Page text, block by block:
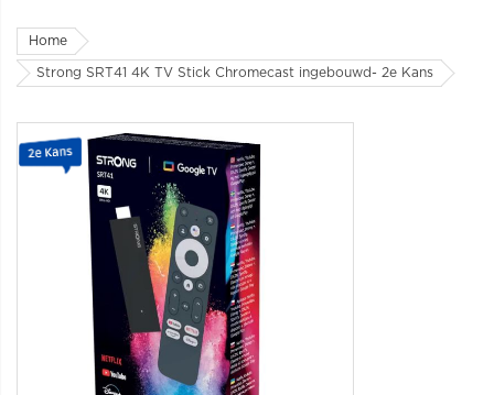
Home
Strong SRT41 4K TV Stick Chromecast ingebouwd- 2e Kans